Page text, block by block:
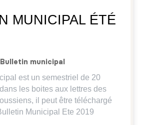
MUNICIPAL ÉTÉ
Bulletin municipal
est un semestriel de 20
les boites aux lettres des
il peut être téléchargé
Municipal Ete 2019